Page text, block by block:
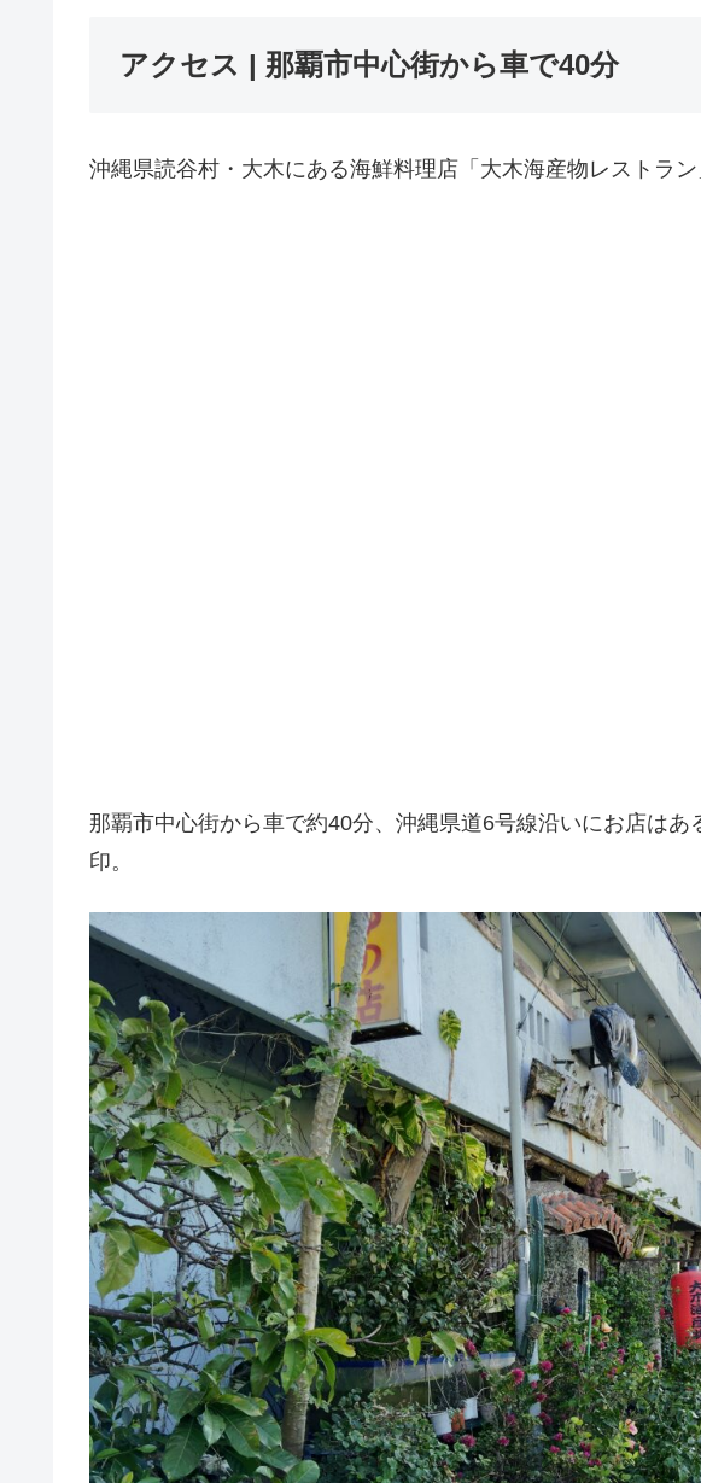
アクセス | 那覇市中心街から車で40分
沖縄県読谷村・大木にある海鮮料理店「大木海産物レストラン
那覇市中心街から車で約40分、沖縄県道6号線沿いにお店はあ
印。